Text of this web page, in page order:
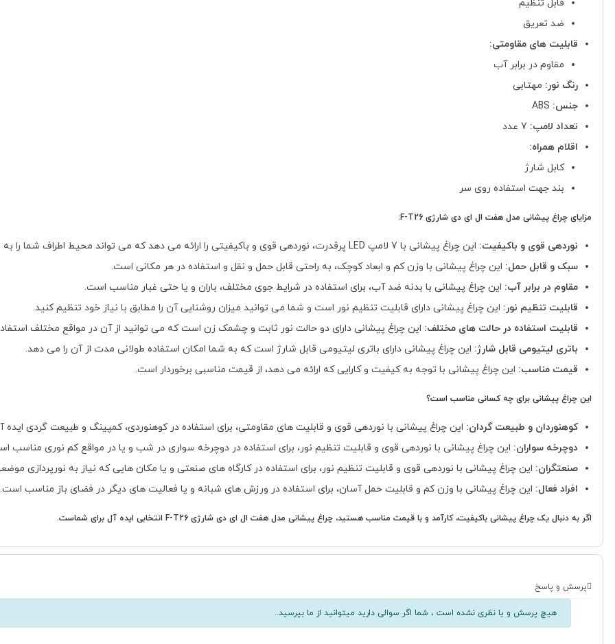
قابل تنظیم
ضد تعریق
قابلیت های مقاومتی:
مقاوم در برابر آب
رنگ نور: مهتابی
جنس:
تعداد لامپ:
اقلام همراه:
کابل شارژ
بند جهت استفاده روی سر
مزایای چراغ پیشانی مدل هفت ال ای دی شارژی F-T26:
نوردهی قوی و باکیفیت: این چراغ پیشانی با 7 لامپ LED پرقدرت، نوردهی قوی و باکیفیتی را ارائه می دهد که می تواند محیط اطراف شما را به طور کامل روشن کند.
سبک و قابل حمل: این چراغ پیشانی با وزن کم و ابعاد کوچک، به راحتی قابل حمل و نقل و استفاده در هر مکانی است.
مقاوم در برابر آب: این چراغ پیشانی با بدنه ضد آب، برای استفاده در شرایط جوی مختلف، باران و یا حتی غبار مناسب است.
قابلیت تنظیم نور: این چراغ پیشانی دارای قابلیت تنظیم نور است و شما می توانید میزان روشنایی آن را مطابق با نیاز خود تنظیم کنید.
قابلیت استفاده در حالت های مختلف: این چراغ پیشانی دارای دو حالت نور ثابت و چشمک زن است که می توانید از آن در مواقع مختلف
باتری لیتیومی قابل شارژ: این چراغ پیشانی دارای باتری لیتیومی قابل شارژ است که به شما امکان استفاده طولانی مدت از آن را می دهد.
قیمت مناسب: این چراغ پیشانی با توجه به کیفیت و کارایی که ارائه می دهد، از قیمت مناسبی برخوردار است.
این چراغ پیشانی برای چه کسانی مناسب است؟
کوهنوردان و طبیعت گردان: این چراغ پیشانی با نوردهی قوی و قابلیت های مقاومتی، برای استفاده در کوهنوردی، کمپینگ و طبیعت گردی
دوچرخه سواران: این چراغ پیشانی با نوردهی قوی و قابلیت تنظیم نور، برای استفاده در دوچرخه سواری در شب و یا در مواقع کم نوری مناسب
صنعتگران: این چراغ پیشانی با نوردهی قوی و قابلیت تنظیم نور، برای استفاده در کارگاه های صنعتی و یا مکان هایی که نیاز به نورپردازی
افراد فعال: این چراغ پیشانی با وزن کم و قابلیت حمل آسان، برای استفاده در ورزش های شبانه و یا فعالیت های دیگر در فضای باز مناسب است.
اگر به دنبال یک چراغ پیشانی باکیفیت، کارآمد و با قیمت مناسب هستید، چراغ پیشانی مدل هفت ال ای دی شارژی F-T26 انتخابی ایده آل برای شماست.
پرسش و پاسخ
هیچ پرسش و یا نظری نشده است ، شما اگر سوالی دارید میتوانید از ما بپرسید..